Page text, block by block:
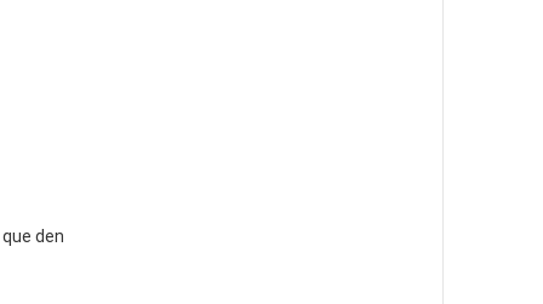
den